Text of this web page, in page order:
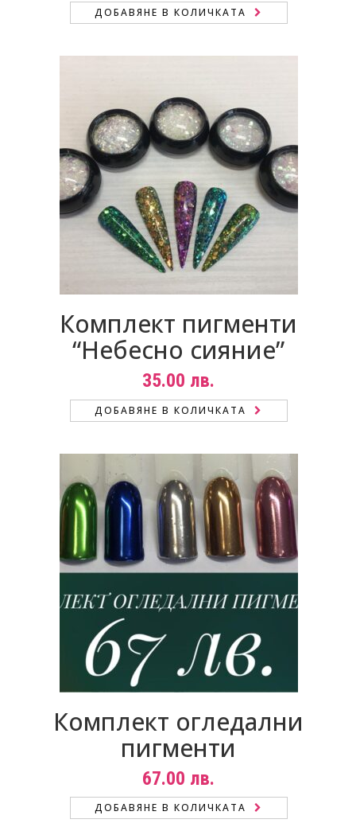
ДОБАВЯНЕ В КОЛИЧКАТА
Комплект пигменти
“Небесно сияние”
35.00 лв.
ДОБАВЯНЕ В КОЛИЧКАТА
Комплект огледални
пигменти
67.00 лв.
ДОБАВЯНЕ В КОЛИЧКАТА